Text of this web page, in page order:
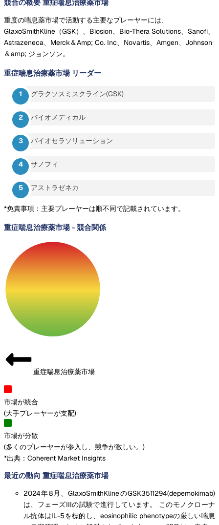
競合の概要 重症喘息治療薬市場
重度の喘息薬市場で活動する主要なプレーヤーには、
GlaxoSmithKline（GSK）、Biosion、Bio-Thera Solutions、Sanofi、
Astrazeneca、Merck＆Amp; Co. Inc、Novartis、Amgen、Johnson
＆amp; ジョンソン。
重症喘息治療薬市場 リーダー
グラクソスミスクライン(GSK)
バイオメディカル
バイオセラソリューション
サノフィ
アストラゼネカ
*免責事項：主要プレーヤーは順不同で記載されています。
重症喘息治療薬市場- 競合関係
重症喘息治療薬市場
市場が統合
(大手プレーヤーが支配)
市場が分散
(多くのプレーヤーが参入し、競争が激しい。 )
*出典：Coherent Market Insights
最近の動向 重症喘息治療薬市場
2024年8月、GlaxoSmithKlineのGSK3511294(depemokimab)
は、フェーズIIIの試験で進行しています。 このモノクローナ
ル抗体はIL-5を標的し、eosinophilic phenotypeの厳しい喘息